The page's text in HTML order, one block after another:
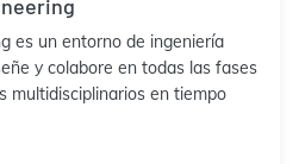
es un entorno de ingeniería
y colabore en todas las fases
multidisciplinarios en tiempo